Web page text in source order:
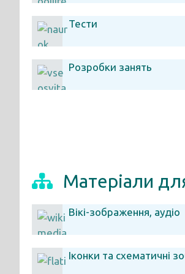
Тести
Розробки занять
Матеріали для
Вікі-зображення, аудіо
Іконки та схематичні